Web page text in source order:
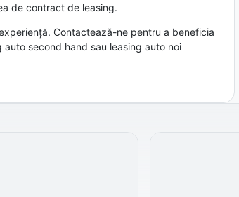
de contract de leasing.
Contactează-ne pentru a beneficia
second hand sau leasing auto noi